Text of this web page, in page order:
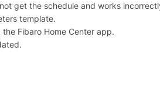
get the schedule and works
template.
Fibaro Home Center app.